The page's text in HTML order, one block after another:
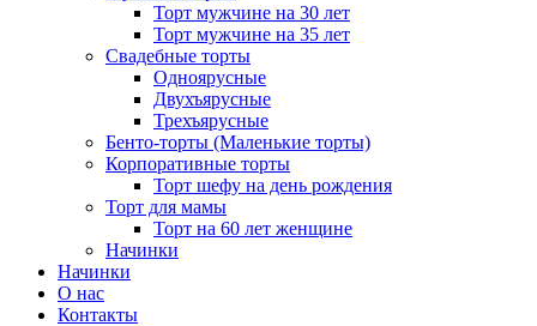
Торт мужчине на 30 лет
Торт мужчине на 35 лет
Свадебные торты
Одноярусные
Двухъярусные
Трехъярусные
Бенто-торты (Маленькие торты)
Корпоративные торты
Торт шефу на день рождения
Торт для мамы
Торт на 60 лет женщине
Начинки
Начинки
О нас
Контакты